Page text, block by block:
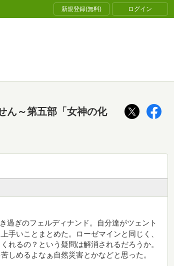
新規登録(無料) ログイン
ん～第五部「女神の化
過ぎのフェルディナンド。自分達がツェント
手いことまとめた。ローゼマインと同じく、
れるの？という疑問は解消されるだろうか。
しめるよなぁ自然災害とかなどと思った。